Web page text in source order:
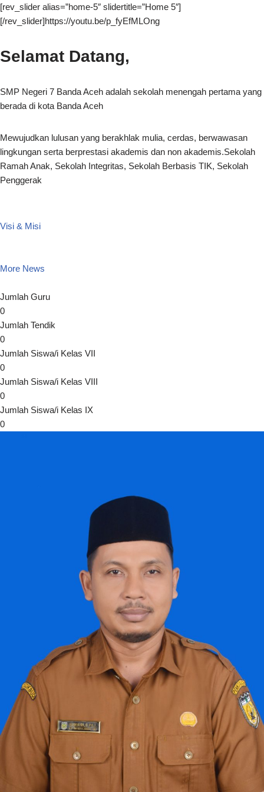
[rev_slider alias=”home-5″ slidertitle=”Home 5″]
[/rev_slider]https://youtu.be/p_fyEfMLOng
Selamat Datang,
SMP Negeri 7 Banda Aceh adalah sekolah menengah pertama yang
berada di kota Banda Aceh
Mewujudkan lulusan yang berakhlak mulia, cerdas, berwawasan
lingkungan serta berprestasi akademis dan non akademis.Sekolah
Ramah Anak, Sekolah Integritas, Sekolah Berbasis TIK, Sekolah
Penggerak
Visi & Misi
More News
Jumlah Guru
0
Jumlah Tendik
0
Jumlah Siswa/i Kelas VII
0
Jumlah Siswa/i Kelas VIII
0
Jumlah Siswa/i Kelas IX
0